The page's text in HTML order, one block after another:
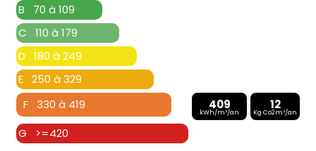
B 70 à 109
C 110 à 179
D 180 à 249
E 250 à 329
F 330 à 419
409
kWh/m²/an
12
Kg Co2m²/an
G >=420